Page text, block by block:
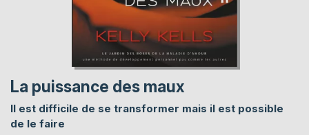
La puissance des maux
Il est difficile de se transformer mais il est possible
de le faire